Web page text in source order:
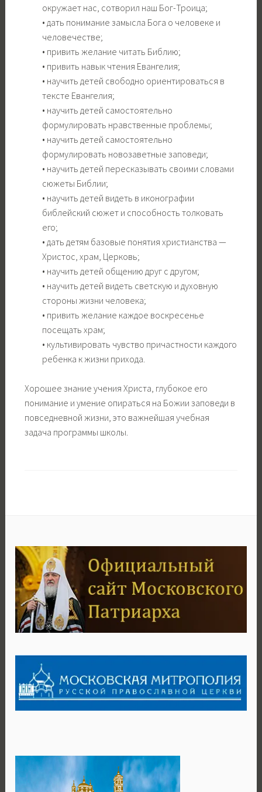
окружает нас, сотворил наш Бог-Троица;
• дать понимание замысла Бога о человеке и
человечестве;
• привить желание читать Библию;
• привить навык чтения Евангелия;
• научить детей свободно ориентироваться в
тексте Евангелия;
• научить детей самостоятельно
формулировать нравственные проблемы;
• научить детей самостоятельно
формулировать новозаветные заповеди;
• научить детей пересказывать своими словами
сюжеты Библии;
• научить детей видеть в иконографии
библейский сюжет и способность толковать
его;
• дать детям базовые понятия христианства —
Христос, храм, Церковь;
• научить детей общению друг с другом;
• научить детей видеть светскую и духовную
стороны жизни человека;
• привить желание каждое воскресенье
посещать храм;
• культивировать чувство причастности каждого
ребенка к жизни прихода.
Хорошее знание учения Христа, глубокое его
понимание и умение опираться на Божии заповеди в
повседневной жизни, это важнейшая учебная
задача программы школы.